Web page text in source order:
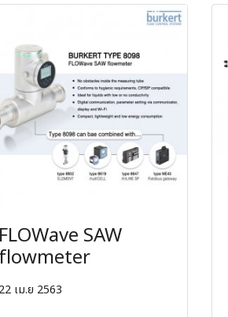
FLOWave SAW
flowmeter
22 เม.ย 2563